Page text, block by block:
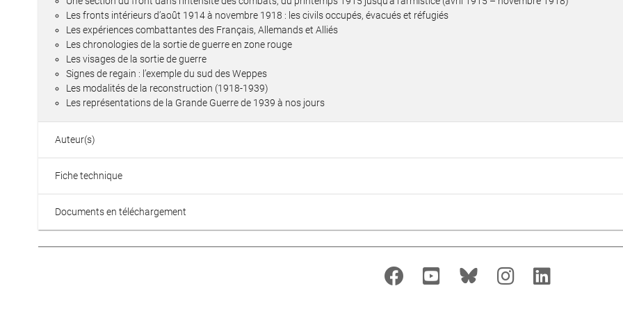
Les fronts intérieurs d’août 1914 à novembre 1918 : les civils occupés, évacués et réfugiés
Les expériences combattantes des Français, Allemands et Alliés
Les chronologies de la sortie de guerre en zone rouge
Les visages de la sortie de guerre
Signes de regain : l’exemple du sud des Weppes
Les modalités de la reconstruction (1918-1939)
Les représentations de la Grande Guerre de 1939 à nos jours
Auteur(s)
Fiche technique
Documents en téléchargement